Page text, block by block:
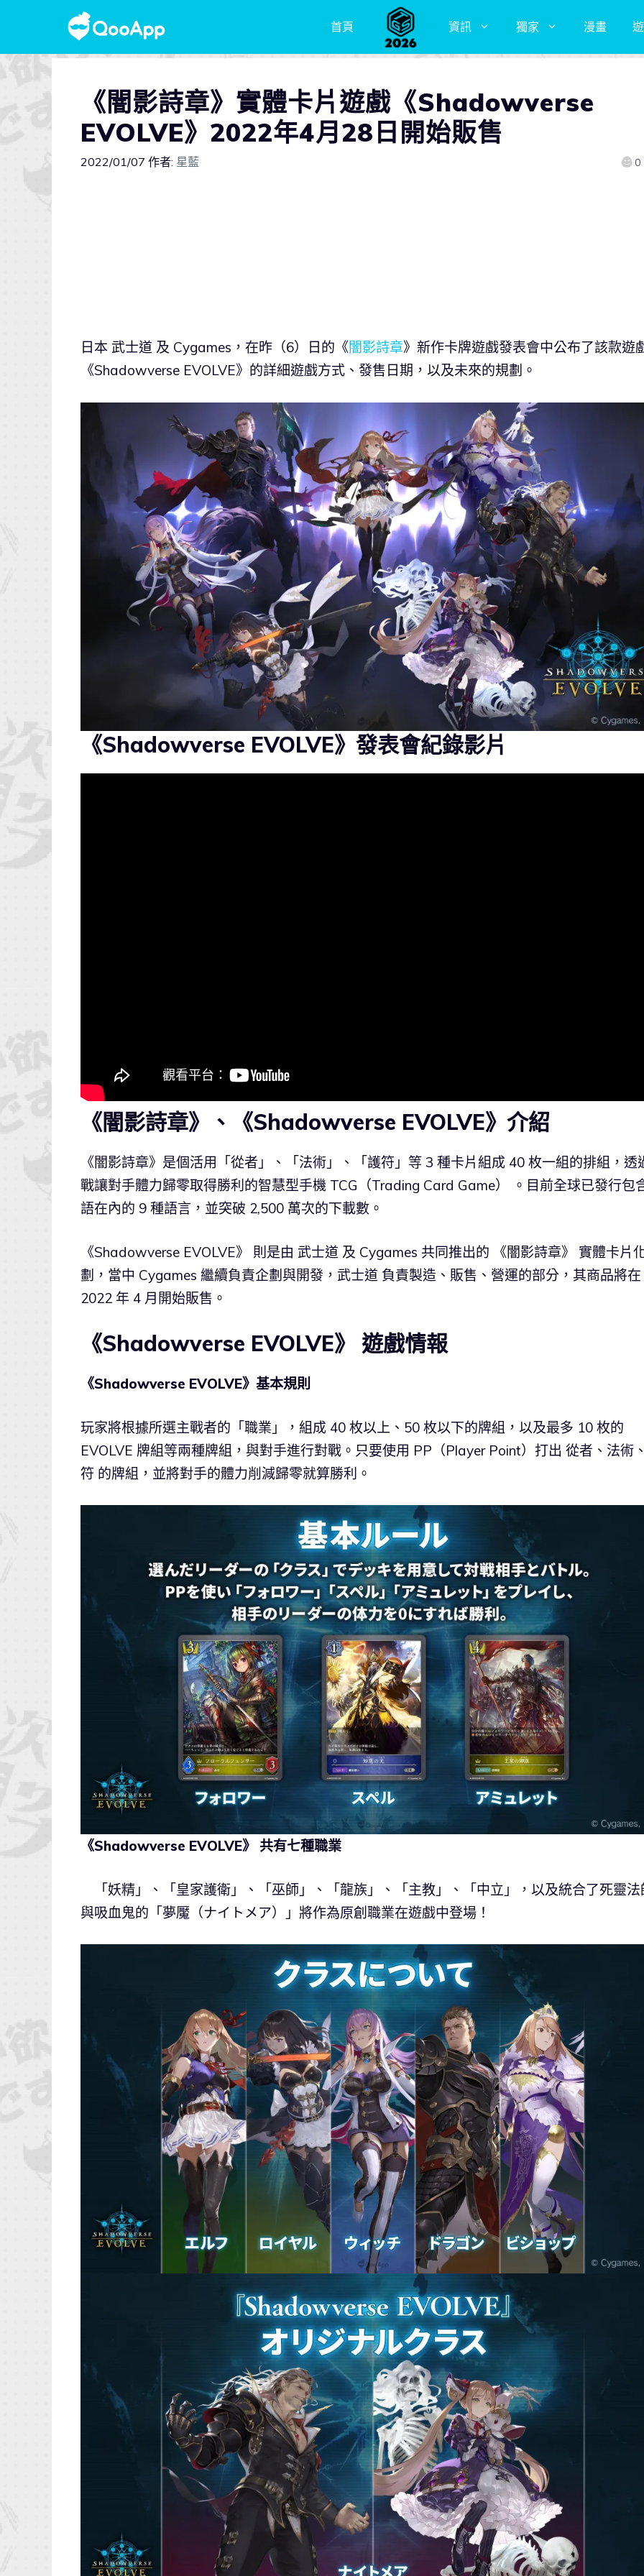
首頁 資訊 獨家 漫畫
《闇影詩章》實體卡片遊戲《Shadowverse
EVOLVE》2022年4月28日開始販售
2022/01/07 作者: 星藍 0
日本 武士道 及 Cygames，在昨（6）日的《闇影詩章》新作卡牌遊戲發表會中公布了該款遊
《Shadowverse EVOLVE》的詳細遊戲方式、發售日期，以及未來的規劃。
《Shadowverse EVOLVE》發表會紀錄影片
《闇影詩章》、《Shadowverse EVOLVE》介紹
《闇影詩章》是個活用「從者」、「法術」、「護符」等 3 種卡片組成 40 枚一組的排組，透
戰讓對手體力歸零取得勝利的智慧型手機 TCG（Trading Card Game） 。目前全球已發行包
語在內的 9 種語言，並突破 2,500 萬次的下載數。
《Shadowverse EVOLVE》 則是由 武士道 及 Cygames 共同推出的 《闇影詩章》 實體卡片
劃，當中 Cygames 繼續負責企劃與開發，武士道 負責製造、販售、營運的部分，其商品將在
2022 年 4 月開始販售。
《Shadowverse EVOLVE》 遊戲情報
《Shadowverse EVOLVE》基本規則
玩家將根據所選主戰者的「職業」，組成 40 枚以上、50 枚以下的牌組，以及最多 10 枚的
EVOLVE 牌組等兩種牌組，與對手進行對戰。只要使用 PP（Player Point）打出 從者、法術
符 的牌組，並將對手的體力削減歸零就算勝利。
《Shadowverse EVOLVE》 共有七種職業
「妖精」、「皇家護衛」、「巫師」、「龍族」、「主教」、「中立」，以及統合了死靈法
與吸血鬼的「夢魘（ナイトメア）」將作為原創職業在遊戲中登場！